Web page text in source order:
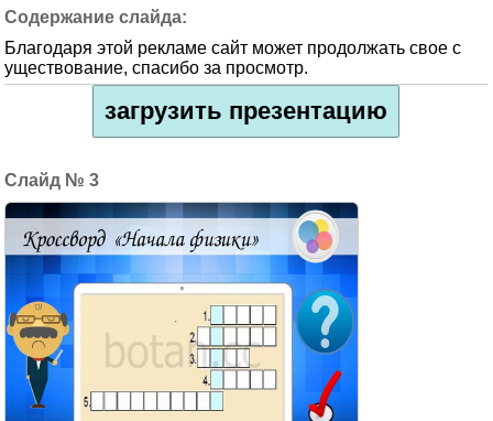
Благодаря этой рекламе сайт может продолжать свое с
уществование, спасибо за просмотр.
загрузить презентацию
3